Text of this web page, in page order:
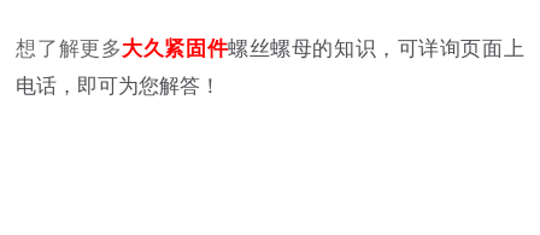
想了解更多大久紧固件螺丝螺母的知识，可详询页面上
电话，即可为您解答！